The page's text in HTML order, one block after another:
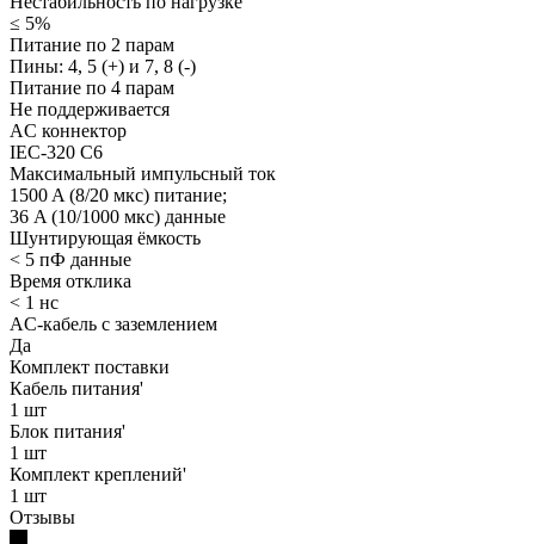
≤ 5%
Питание по 2 парам
Пины: 4, 5 (+) и 7, 8 (-)
Питание по 4 парам
Не поддерживается
AC коннектор
IEC-320 C6
Максимальный импульсный ток
1500 A (8/20 мкс) питание;
36 A (10/1000 мкс) данные
Шунтирующая ёмкость
< 5 пФ данные
Время отклика
< 1 нс
AC-кабель с заземлением
Да
Комплект поставки
Кабель питания'
1 шт
Блок питания'
1 шт
Комплект креплений'
1 шт
Отзывы